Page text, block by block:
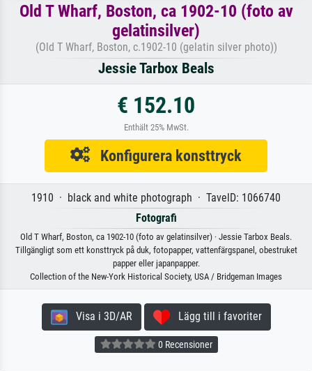
Old T Wharf, Boston, ca 1902-10 (foto av
gelatinsilver)
(Old T Wharf, Boston, c.1902-10 (gelatin silver photo))
Jessie Tarbox Beals
€ 152.10
Enthält 25% MwSt.
Konfigurera konsttryck
1910 · black and white photograph · TavelD: 1066740
Fotografi
Old T Wharf, Boston, ca 1902-10 (foto av gelatinsilver) · Jessie Tarbox Beals.
Tillgängligt som ett konsttryck på duk, fotopapper, vattenfärgspanel, obestruket
papper eller japanpapper.
Collection of the New-York Historical Society, USA / Bridgeman Images
Visa i 3D/AR Lägg till i favoriter
0 Recensioner